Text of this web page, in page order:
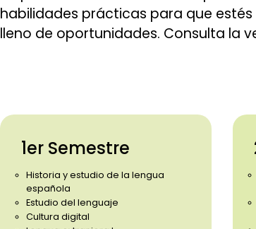
habilidades prácticas para que
lleno de oportunidades. Consulta la
1er Semestre
Historia y estudio de la lengua
española
Estudio del lenguaje
Cultura digital